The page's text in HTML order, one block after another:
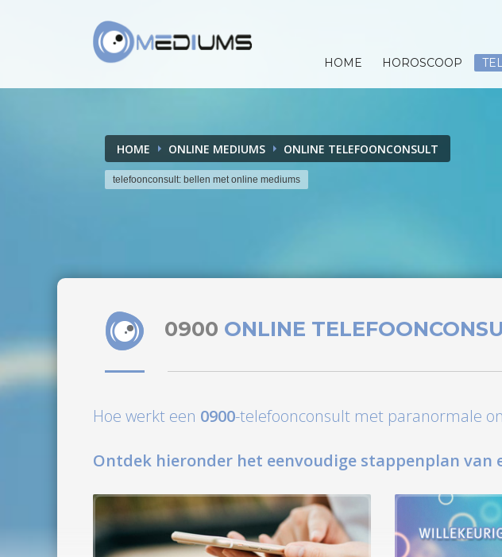
HOME HOROSCOOP
HOME ONLINE MEDIUMS ONLINE TELEFOONCONSULT
telefoonconsult: bellen met online mediums
0900 ONLINE
Hoe werkt een 0900-telefoonconsult met paranormale
Ontdek hieronder het eenvoudige stappenplan